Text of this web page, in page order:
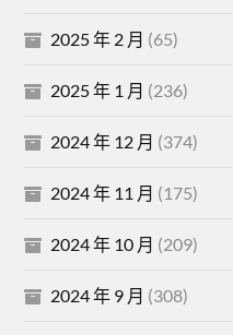
2025 年 2 月 (65)
2025 年 1 月 (236)
2024 年 12 月 (374)
2024 年 11 月 (175)
2024 年 10 月 (209)
2024 年 9 月 (308)